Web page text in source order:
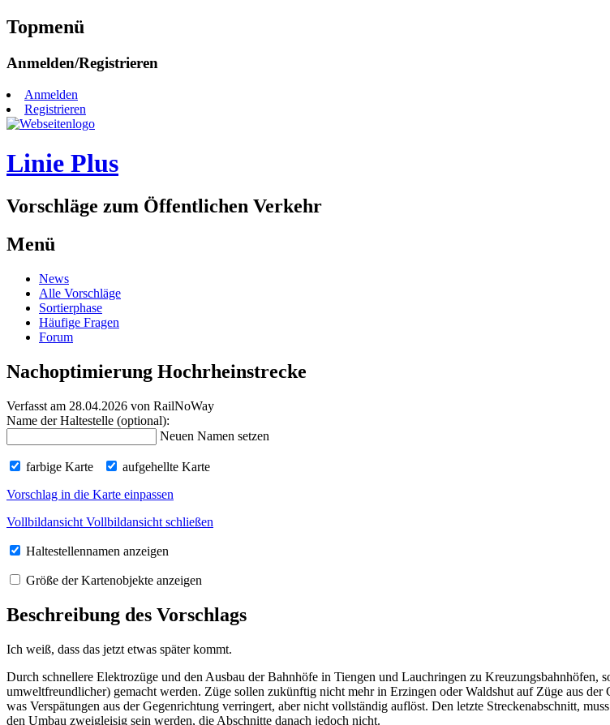
Topmenü
Zum
springen
Anmelden/Registrieren
Anmelden
Registrieren
Linie Plus
Vorschläge zum Öffentlichen Verkehr
Menü
Zum
Inhalt
springen
News
Alle Vorschläge
Sortierphase
Häufige Fragen
Forum
Nachoptimierung Hochrheinstrecke
Verfasst am 28.04.2026 von RailNoWay
Name der Haltestelle (optional):
Neuen Namen setzen
farbige Karte
aufgehellte Karte
Vorschlag in die Karte einpassen
Vollbildansicht Vollbildansicht schließen
Haltestellennamen anzeigen
Größe der Kartenobjekte anzeigen
Beschreibung des Vorschlags
Ich weiß, dass das jetzt etwas später kommt.
Durch schnellere Elektrozüge und den Ausbau der Bahnhöfe in Tiengen und Lauchringen zu
umweltfreundlicher) gemacht werden. Züge sollen zukünftig nicht mehr in Erzingen oder Waldshut auf Züge aus
was Verspätungen aus der Gegenrichtung verringert, aber nicht vollständig auflöst. Den letzte Streckenabschnitt,
den Umbau zweigleisig sein werden, die Abschnitte danach jedoch nicht.